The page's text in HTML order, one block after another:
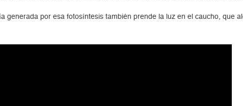
generada por esa fotosíntesis también prende la luz en el caucho, que